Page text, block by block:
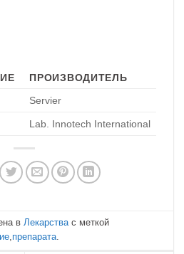
ПРОИЗВОДИТЕЛЬ
Servier
Lab. Innotech International
вЛекарствас меткой
,препарата.